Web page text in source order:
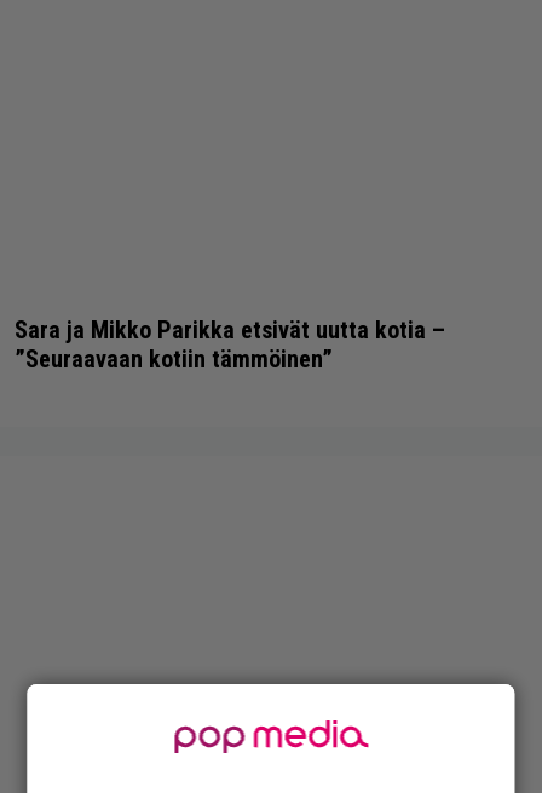
Sara ja Mikko Parikka etsivät uutta kotia –
”Seuraavaan kotiin tämmöinen”